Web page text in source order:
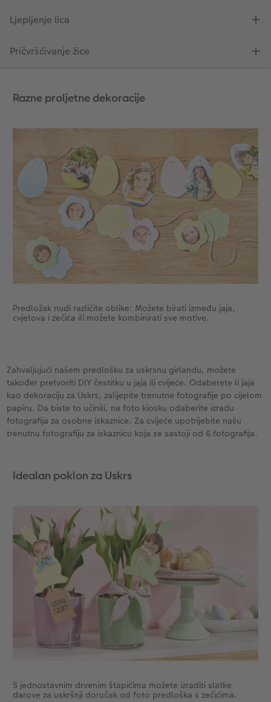
Razne proljetne dekoracije
Predložak nudi različite oblike: Možete birati između jaja,
cvjetova i zečića ili možete kombinirati sve motive.
Zahvaljujući našem predlošku za uskrsnu girlandu, možete
također pretvoriti DIY čestitku u jaja ili cvijeće. Odaberete li jaja
kao dekoraciju za Uskrs, zalijepite trenutne fotografije po cijelom
papiru. Da biste to učinili, na foto kiosku odaberite izradu
fotografija za osobne iskaznice. Za cvijeće upotrijebite našu
trenutnu fotografiju za iskaznicu koja se sastoji od 6 fotografija.
Idealan poklon za Uskrs
S jednostavnim drvenim štapićima možete izraditi slatke
darove za uskršnji doručak od foto predloška s zečićima.